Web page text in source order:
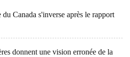
Canada s'inverse après le rapport
donnent une vision erronée de la